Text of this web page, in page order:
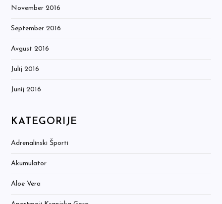
November 2016
September 2016
Avgust 2016
Julij 2016
Junij 2016
KATEGORIJE
Adrenalinski Športi
Akumulator
Aloe Vera